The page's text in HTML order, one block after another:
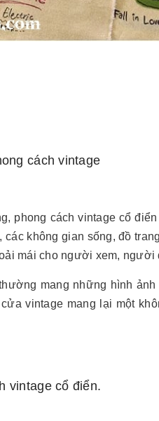
cách vintage
phong cách vintage cổ
không gian sống, đồ
mái cho người xem, người
mang những hình
vintage mang lại một
vintage cổ điển.